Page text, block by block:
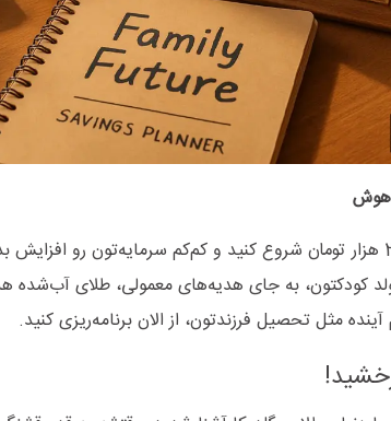
کودکتون، به جای هدیه‌های معمولی، طلای آب‌شده
مثل تحصیل فرزندتون، از الان برنامه‌ریزی کنید.